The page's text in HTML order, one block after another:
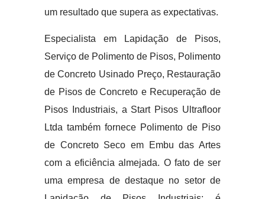
um resultado que supera as expectativas.
Especialista em Lapidação de Pisos,
Serviço de Polimento de Pisos, Polimento
de Concreto Usinado Preço, Restauração
de Pisos de Concreto e Recuperação de
Pisos Industriais, a Start Pisos Ultrafloor
Ltda também fornece Polimento de Piso
de Concreto Seco em Embu das Artes
com a eficiência almejada. O fato de ser
uma empresa de destaque no setor de